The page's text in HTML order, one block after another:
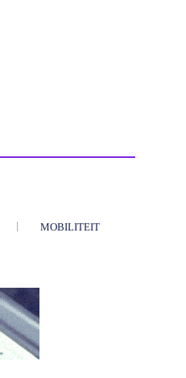
MOBILITEIT